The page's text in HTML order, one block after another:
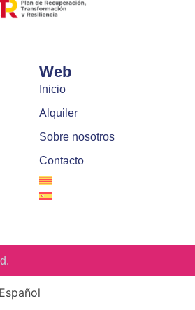
Web
Inicio
Alquiler
Sobre nosotros
Contacto
Español